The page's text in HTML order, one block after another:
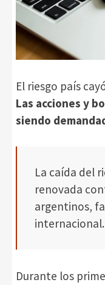
El riesgo país
Las acciones y
siendo
La caída del
renovada
argentinos,
internacional.
Durante los